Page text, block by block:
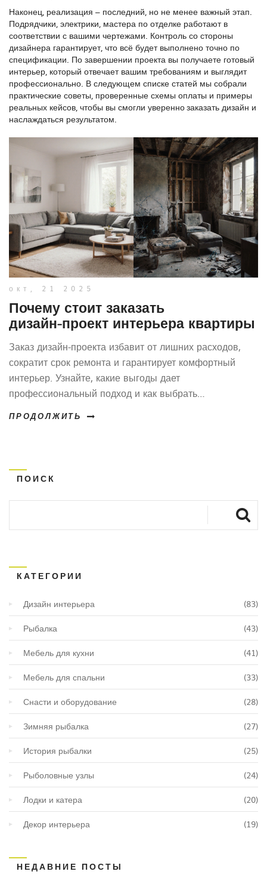
Наконец, реализация – последний, но не менее важный этап.
Подрядчики, электрики, мастера по отделке работают в
соответствии с вашими чертежами. Контроль со стороны
дизайнера гарантирует, что всё будет выполнено точно по
спецификации. По завершении проекта вы получаете готовый
интерьер, который отвечает вашим требованиям и выглядит
профессионально. В следующем списке статей мы собрали
практические советы, проверенные схемы оплаты и примеры
реальных кейсов, чтобы вы смогли уверенно заказать дизайн и
наслаждаться результатом.
окт, 21 2025
Почему стоит заказать
дизайн‑проект интерьера квартиры
Заказ дизайн‑проекта избавит от лишних расходов,
сократит срок ремонта и гарантирует комфортный
интерьер. Узнайте, какие выгоды дает
профессиональный подход и как выбрать
ПРОДОЛЖИТЬ
ПОИСК
КАТЕГОРИИ
Дизайн интерьера (83)
Рыбалка (43)
Мебель для кухни (41)
Мебель для спальни (33)
Снасти и оборудование (28)
Зимняя рыбалка (27)
История рыбалки (25)
Рыболовные узлы (24)
Лодки и катера (20)
Декор интерьера (19)
НЕДАВНИЕ ПОСТЫ